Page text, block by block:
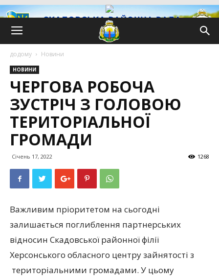
додому Новини
НОВИНИ
ЧЕРГОВА РОБОЧА
ЗУСТРІЧ З ГОЛОВОЮ
ТЕРИТОРІАЛЬНОЇ
ГРОМАДИ
Січень 17, 2022 1268
Важливим пріоритетом на сьогодні
залишається поглиблення партнерських
відносин Скадовської районної філії
Херсонського обласного центру зайнятості з
територіальними громадами. У цьому